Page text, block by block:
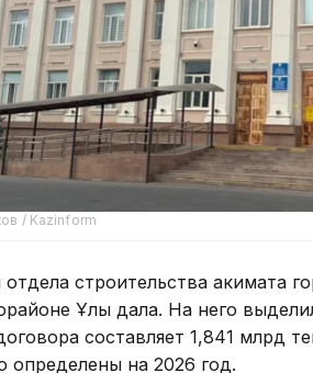
/ Kazinform
строительства акимата
Ұлы дала. На него
составляет 1,841 млрд
определены на 2026 год.